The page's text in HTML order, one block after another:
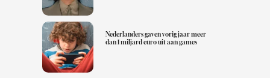
Nederlanders gaven vorig jaar meer
dan 1 miljard euro uit aan games